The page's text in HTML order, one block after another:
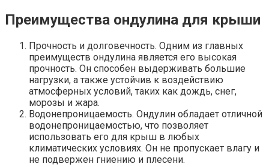
Преимущества ондулина для крыши
Прочность и долговечность. Одним из главных
преимуществ ондулина является его высокая
прочность. Он способен выдерживать большие
нагрузки, а также устойчив к воздействию
атмосферных условий, таких как дождь, снег,
морозы и жара.
Водонепроницаемость. Ондулин обладает отличной
водонепроницаемостью, что позволяет
использовать его для крыш в любых
климатических условиях. Он не пропускает влагу и
не подвержен гниению и плесени.